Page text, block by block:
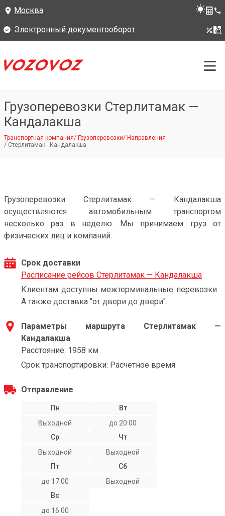
Москва
Электронный документооборот
Грузоперевозки Стерлитамак —
Кандалакша
Транспортная компания/ Грузоперевозки/ Направления
/ Стерлитамак - Кандалакша
Грузоперевозки Стерлитамак — Кандалакша
осуществляются автомобильным транспортом
несколько раз в неделю. Мы принимаем груз от
физических лиц и компаний.
Срок доставки
Расписание рейсов Стерлитамак — Кандалакша
Клиентам доступны межтерминальные перевозки .
А также доставка "от двери до двери".
Параметры маршрута Стерлитамак —
Кандалакша
Расстояние: 1958 км
Срок транспортировки: Расчетное время
Отправление
Пн
Выходной
Вт
до 20:00
Ср
Выходной
Чт
Выходной
Пт
до 17:00
Сб
Выходной
Вс
до 16:00